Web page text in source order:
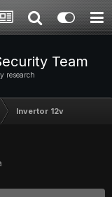
Team
research
Invertor 12v